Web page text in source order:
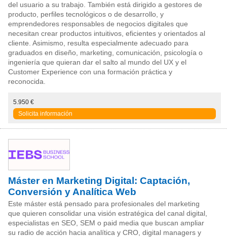
del usuario a su trabajo. También está dirigido a gestores de
producto, perfiles tecnológicos o de desarrollo, y
emprendedores responsables de negocios digitales que
necesitan crear productos intuitivos, eficientes y orientados al
cliente. Asimismo, resulta especialmente adecuado para
graduados en diseño, marketing, comunicación, psicología o
ingeniería que quieran dar el salto al mundo del UX y el
Customer Experience con una formación práctica y
reconocida.
5.950 €
Solicita información
Máster en Marketing Digital: Captación,
Conversión y Analítica Web
Este máster está pensado para profesionales del marketing
que quieren consolidar una visión estratégica del canal digital,
especialistas en SEO, SEM o paid media que buscan ampliar
su radio de acción hacia analítica y CRO, digital managers y